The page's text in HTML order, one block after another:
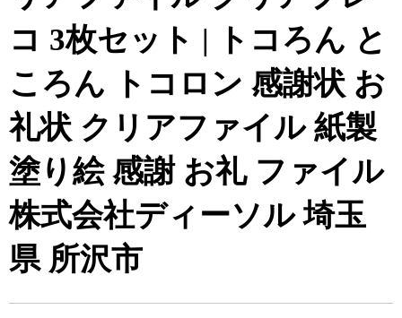
コ 3枚セット | トコろん と
ころん トコロン 感謝状 お
礼状 クリアファイル 紙製
塗り絵 感謝 お礼 ファイル
株式会社ディーソル 埼玉
県 所沢市